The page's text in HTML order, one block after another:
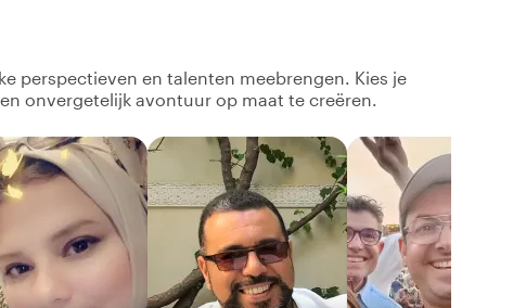
perspectieven en talenten meebrengen. Kies je
onvergetelijk avontuur op maat te creëren.